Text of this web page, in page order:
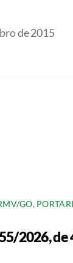
de 2015
GO,
2026, de